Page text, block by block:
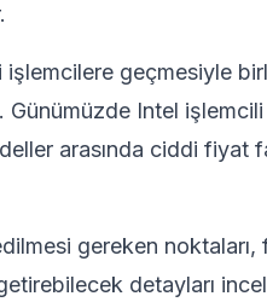
işlemcilere geçmesiyle
Günümüzde Intel
arasında ciddi fiyat
gereken noktaları,
detayları